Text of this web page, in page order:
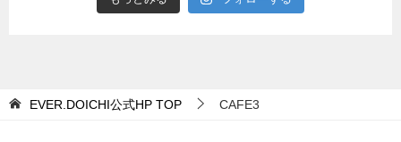
EVER.DOICHI公式HP TOP CAFE3